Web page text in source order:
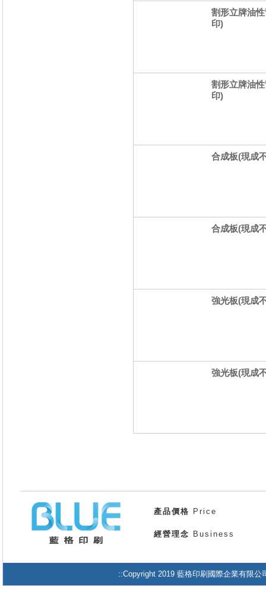
割形立牌油
印)
割形立牌油
印)
合成板(現成
合成板(現成
強光板(現成
強光板(現成
產品價格 Price
經營理念 Business
::Copyright 2019 藍格印刷國際企業有限